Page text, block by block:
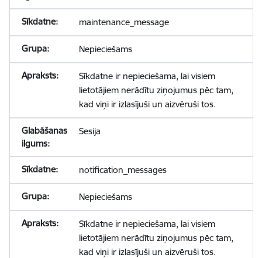
maintenance_message
Nepieciešams
Sīkdatne ir nepieciešama, lai visiem
lietotājiem nerādītu ziņojumus pēc tam,
kad viņi ir izlasījuši un aizvēruši tos.
Sesija
notification_messages
Nepieciešams
Sīkdatne ir nepieciešama, lai visiem
lietotājiem nerādītu ziņojumus pēc tam,
kad viņi ir izlasījuši un aizvēruši tos.